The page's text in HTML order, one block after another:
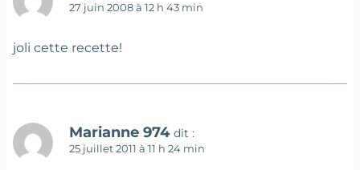
27 juin 2008 à 12 h 43 min
joli cette recette!
Marianne 974 dit :
25 juillet 2011 à 11 h 24 min